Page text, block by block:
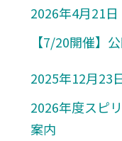
2026年4月21日
【7/20開催】
2025年12月23
2026年度スピ
案内